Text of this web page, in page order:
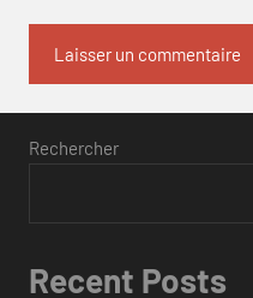
Rechercher
Recent Posts